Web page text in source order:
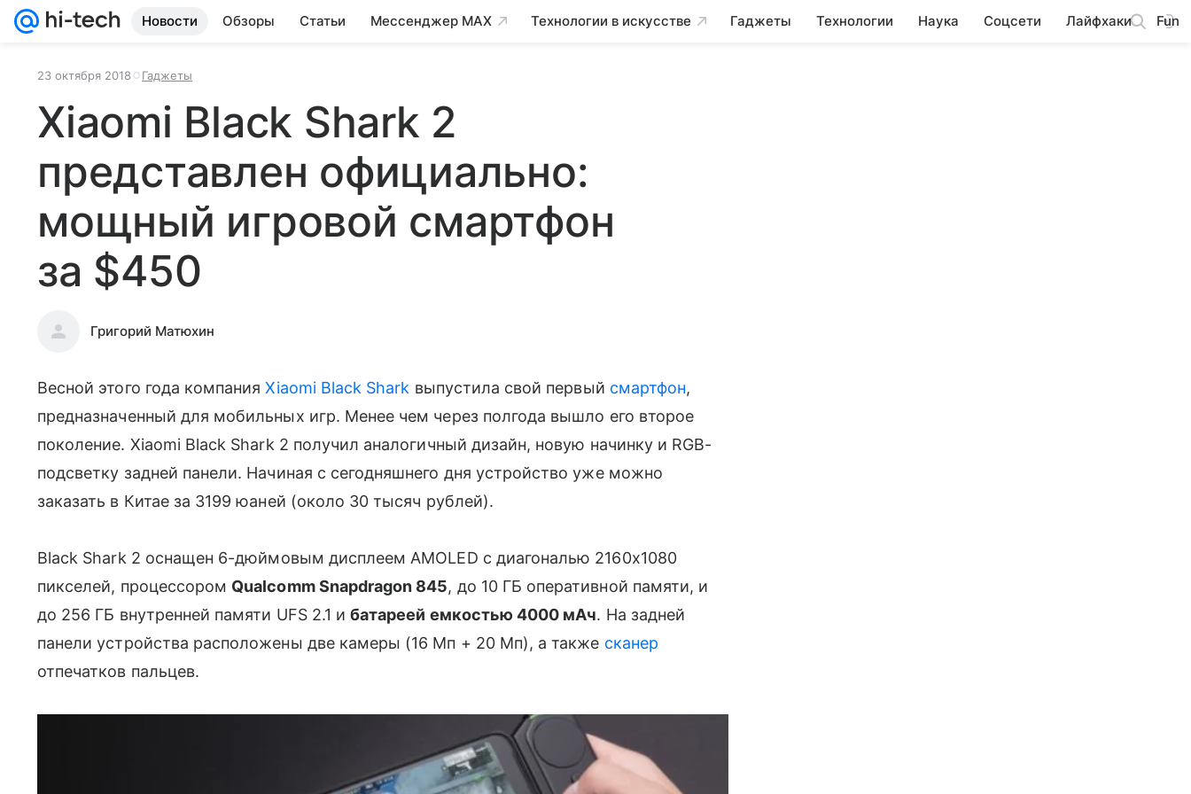
Новости Обзоры Статьи Мессенджер MAX Технологии в искусстве Гаджеты Технологии Наука Соцсети Лайфхаки Fun
23 октября 2018 Гаджеты
Xiaomi Black Shark 2
представлен официально:
мощный игровой смартфон
за $450
Григорий Матюхин
Весной этого года компанияXiaomi Black Shark выпустила свой первый смартфон,
предназначенный для мобильных игр. Менее чем через полгода вышло его второе
поколение. Xiaomi Black Shark 2 получил аналогичный дизайн, новую начинку и RGB-
подсветку задней панели. Начиная с сегодняшнего дня устройство уже можно
заказать в Китае за 3199 юаней (около 30 тысяч рублей).
Black Shark 2 оснащен 6-дюймовым дисплеем AMOLED с диагональю 2160x1080
пикселей, процессором Qualcomm Snapdragon 845, до 10 ГБ оперативной памяти, и
до 256 ГБ внутренней памяти UFS 2.1 ибатареей емкостью 4000 мАч. На задней
панели устройства расположены две камеры (16 Мп + 20 Мп), а также сканер
отпечатков пальцев.